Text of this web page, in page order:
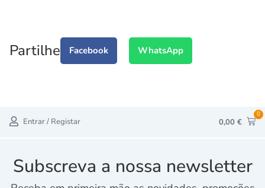
Partilhe Facebook WhatsApp
Entrar / Registar 0,00 €
0
Subscreva a nossa newsletter